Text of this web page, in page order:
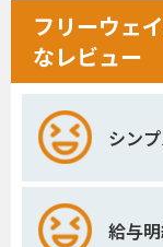
フリーウェ
なレビュー
シン
給与